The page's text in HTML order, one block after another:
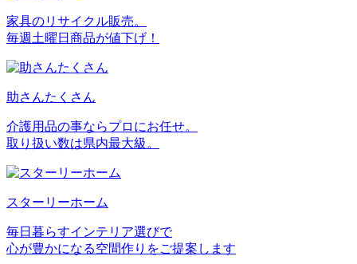
家具のリサイクル販売。
毎週土曜日商品が値下げ！
助さんたくさん
介護用品の事ならプロにお任せ。
取り扱い数は県内最大級。
スターリーホーム
毎日暮らすインテリア選びで
心が豊かになる空間作りをご提案します